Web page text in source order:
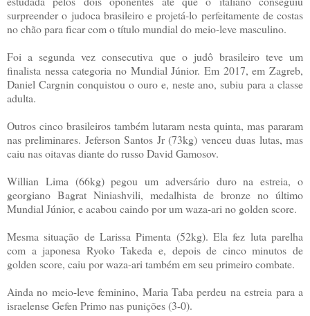
surpreender o judoca brasileiro e projetá-lo perfeitamente de costas
no chão para ficar com o título mundial do meio-leve masculino.
Foi a segunda vez consecutiva que o judô brasileiro teve um
finalista nessa categoria no Mundial Júnior. Em 2017, em Zagreb,
Daniel Cargnin conquistou o ouro e, neste ano, subiu para a classe
adulta.
Outros cinco brasileiros também lutaram nesta quinta, mas pararam
nas preliminares. Jeferson Santos Jr (73kg) venceu duas lutas, mas
caiu nas oitavas diante do russo David Gamosov.
Willian Lima (66kg) pegou um adversário duro na estreia, o
georgiano Bagrat Niniashvili, medalhista de bronze no último
Mundial Júnior, e acabou caindo por um waza-ari no golden score.
Mesma situação de Larissa Pimenta (52kg). Ela fez luta parelha
com a japonesa Ryoko Takeda e, depois de cinco minutos de
golden score, caiu por waza-ari também em seu primeiro combate.
Ainda no meio-leve feminino, Maria Taba perdeu na estreia para a
israelense Gefen Primo nas punições (3-0).